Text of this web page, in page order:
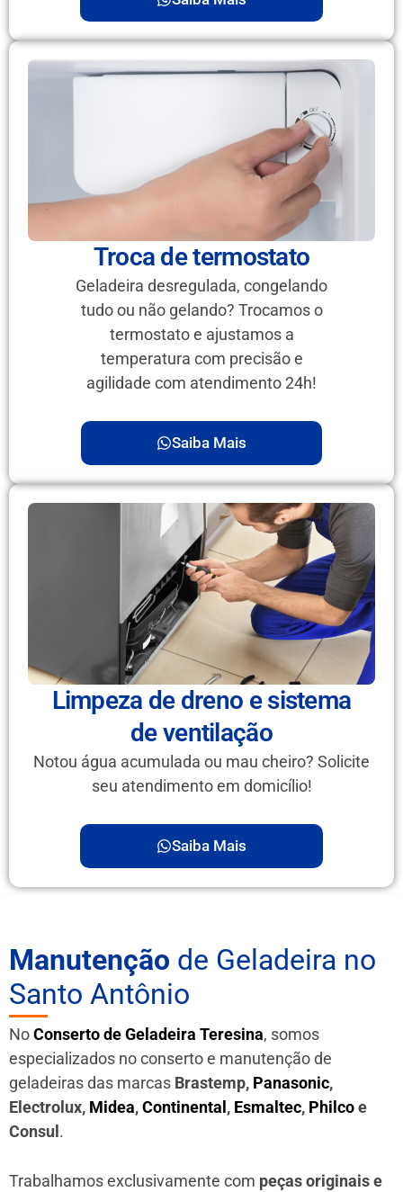
Troca de termostato
Geladeira desregulada, congelando
tudo ou não gelando? Trocamos o
termostato e ajustamos a
temperatura com precisão e
agilidade com atendimento 24h!
Saiba Mais
Limpeza de dreno e sistema
de ventilação
Notou água acumulada ou mau cheiro? Solicite
seu atendimento em domicílio!
Saiba Mais
Manutenção de Geladeira no
Santo Antônio
NoConserto de Geladeira Teresina, somos
especializados no conserto e manutenção de
geladeiras das marcas Brastemp, Panasonic,
Electrolux, Midea,Continental, Esmaltec, Philcoe
Consul.
Trabalhamos exclusivamente com peças originais e